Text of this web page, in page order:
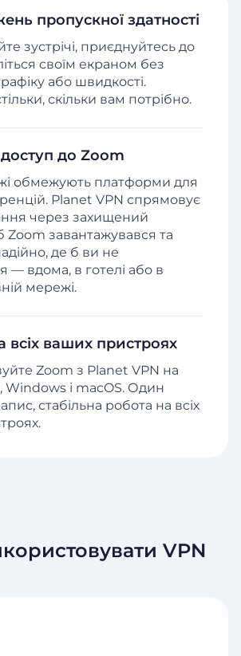
пропускної здатності
зустрічі, приєднуйтесь до
своїм екраном без
або швидкості.
скільки вам потрібно.
до Zoom
обмежують платформи для
Planet VPN спрямовує
через захищений
завантажувався та
де б ви не
— вдома, в готелі або в
мережі.
ваших пристроях
Zoom з Planet VPN на
Windows і macOS. Один
стабільна робота на всіх
VPN